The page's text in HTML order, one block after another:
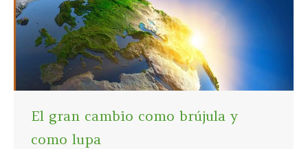
El gran cambio como brújula y
como lupa